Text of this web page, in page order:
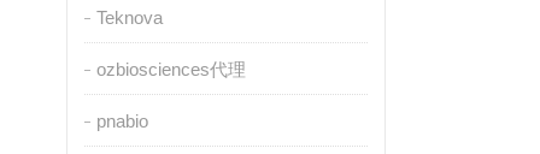
Teknova
ozbiosciences代理
pnabio